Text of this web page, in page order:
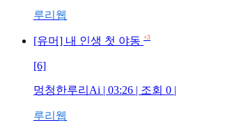
루리웹
[유머] 내 인생 첫 야동 +3
[6]
멍청한루리Ai | 03:26 | 조회 0 |
루리웹